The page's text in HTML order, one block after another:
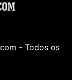
- Todos os